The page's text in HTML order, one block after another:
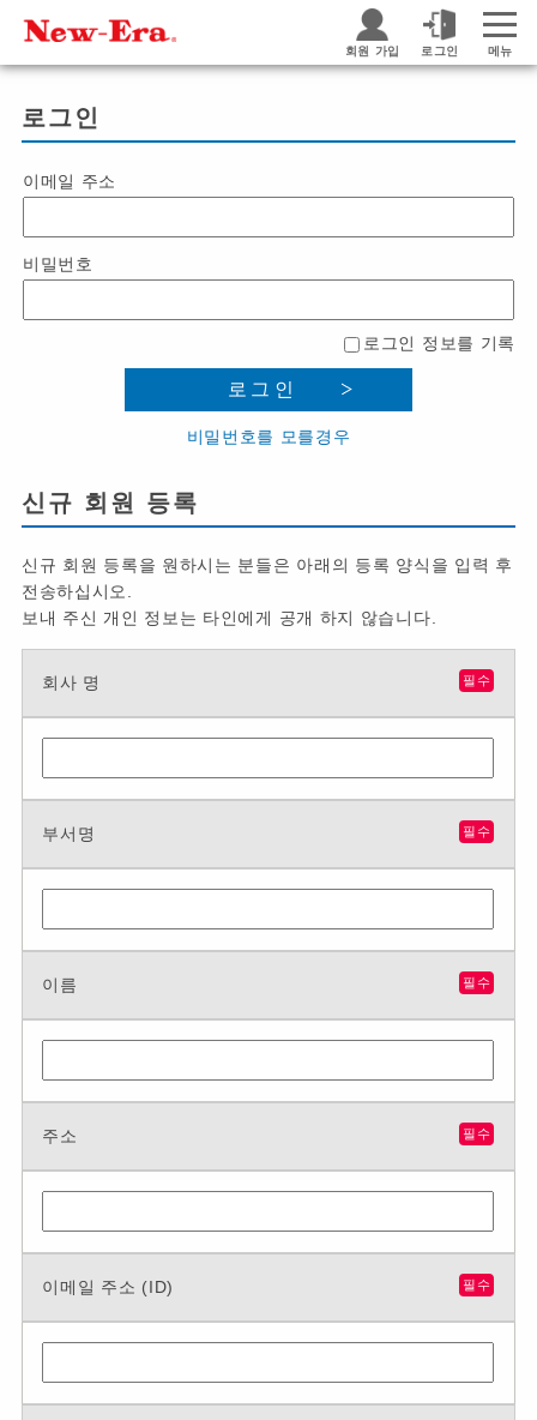
회원 가입 로그인 메뉴
로그인
이메일 주소
비밀번호
로그인 정보를 기록
로그인
비밀번호를 모를경우
신규 회원 등록
신규 회원 등록을 원하시는 분들은 아래의 등록 양식을 입력 후
전송하십시오.
보내 주신 개인 정보는 타인에게 공개 하지 않습니다.
회사 명 필수
부서명 필수
이름 필수
주소 필수
이메일 주소 (ID) 필수